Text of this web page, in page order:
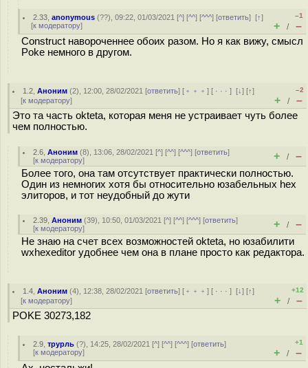
2.33 ,anonymous (??), 09:22, 01/03/2021 [^] [^^] [^^^] [ответить][↑]
[к модератору]
–1
+ / –
Construct навороченнее обоих разом. Но я как вижу, смысл
Poke немного в другом.
1.2 ,Аноним (2), 12:00, 28/02/2021 [ответить] [ ﹢﹢﹢] [ · · ·][↓] [↑]
[к модератору]
–2
+ / –
Это та часть okteta, которая меня не устраивает чуть более
чем полностью.
2.6 ,Аноним (8), 13:06, 28/02/2021 [^] [^^] [^^^] [ответить]
[к модератору] + / –
Более того, она там отсутствует практически полностью.
Один из немногих хотя бы относительно юзабельных hex
элиторов, и тот неудобный до жути
2.39 ,Аноним (39), 10:50, 01/03/2021 [^] [^^] [^^^] [ответить]
[к модератору] + / –
Не знаю на счет всех возможностей okteta, но юзабилити
wxhexeditor удобнее чем она в плане просто как редактора.
1.4 ,Аноним (4), 12:38, 28/02/2021 [ответить] [ ﹢﹢﹢] [ · · ·][↓] [↑]
[к модератору]
+12
+ / –
POKE 30273,182
2.9 ,трурль (?), 14:25, 28/02/2021 [^] [^^] [^^^] [ответить]
[к модератору]
+1
+ / –